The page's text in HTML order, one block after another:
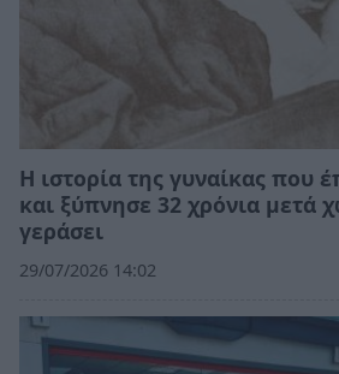
Η ιστορία της γυναίκας που
και ξύπνησε 32 χρόνια μετά
γεράσει
29/07/2026 14:02